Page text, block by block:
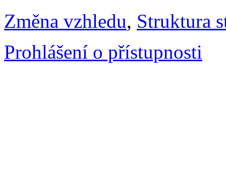
Změna vzhledu, Struktura
Prohlášení o přístupnosti